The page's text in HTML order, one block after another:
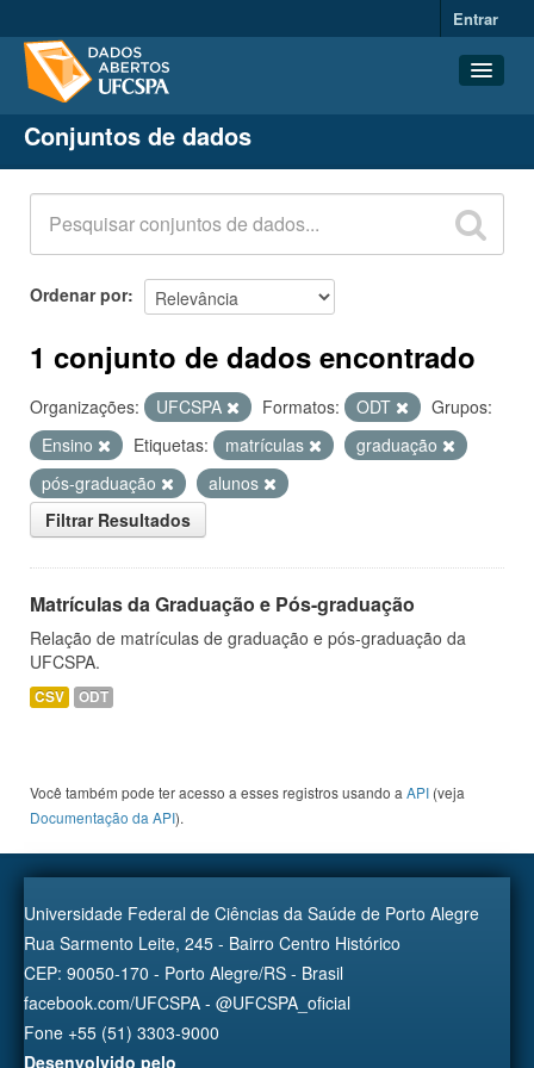
Entrar
Conjuntos de dados
Organizações
Grupos
Sobre
Conjuntos de dados
Ordenar por
1 conjunto de dados encontrado
Organizações: UFCSPA Formatos: ODT
Grupos:
Ensino
Etiquetas: matrículas
graduação
pós-graduação
alunos
Filtrar Resultados
Matrículas da Graduação e Pós-graduação
Relação de matrículas de graduação e pós-graduação da
UFCSPA.
CSV ODT
Você também pode ter acesso a esses registros usando a API (veja
Documentação da API).
Universidade Federal de Ciências da Saúde de Porto Alegre
Rua Sarmento Leite, 245 - Bairro Centro Histórico
CEP: 90050-170 - Porto Alegre/RS - Brasil
facebook.com/UFCSPA - @UFCSPA_oficial
Fone +55 (51) 3303-9000
Desenvolvido pelo